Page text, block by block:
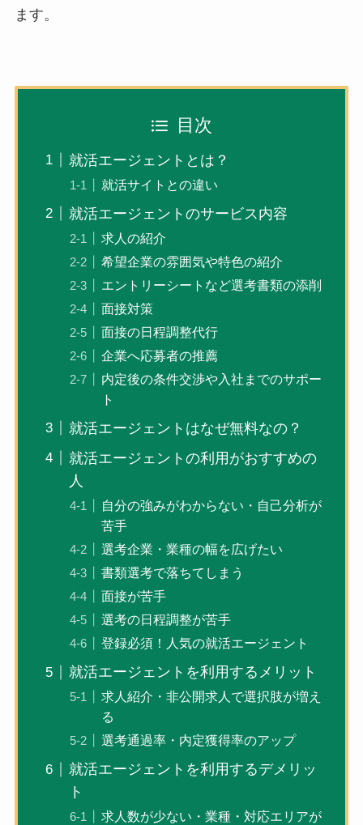
ます。
目次
就活エージェントとは？
就活サイトとの違い
就活エージェントのサービス内容
求人の紹介
希望企業の雰囲気や特色の紹介
エントリーシートなど選考書類の添削
面接対策
面接の日程調整代行
企業へ応募者の推薦
内定後の条件交渉や入社までのサポー
ト
就活エージェントはなぜ無料なの？
就活エージェントの利用がおすすめの
人
自分の強みがわからない・自己分析が
苦手
選考企業・業種の幅を広げたい
書類選考で落ちてしまう
面接が苦手
選考の日程調整が苦手
登録必須！人気の就活エージェント
就活エージェントを利用するメリット
求人紹介・非公開求人で選択肢が増え
る
選考通過率・内定獲得率のアップ
就活エージェントを利用するデメリッ
ト
求人数が少ない・業種・対応エリアが